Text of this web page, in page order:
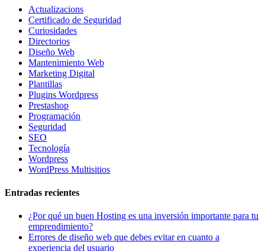
Actualizacions
Certificado de Seguridad
Curiosidades
Directorios
Diseño Web
Mantenimiento Web
Marketing Digital
Plantillas
Plugins Wordpress
Prestashop
Programación
Seguridad
SEO
Tecnología
Wordpress
WordPress Multisitios
Entradas recientes
¿Por qué un buen Hosting es una inversión importante para tu
emprendimiento?
Errores de diseño web que debes evitar en cuanto a
experiencia del usuario